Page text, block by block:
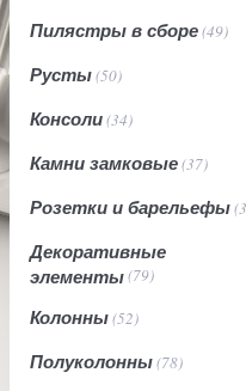
Пилястры в сборе(49)
Русты(50)
Консоли(34)
Камни замковые(37)
Розетки и барельефы
Декоративные
элементы(79)
Колонны(52)
Полуколонны(78)